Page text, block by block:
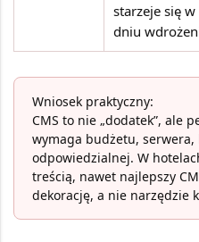
starzeje się w
dniu
Wniosek praktyczny:
CMS to nie „dodatek”, ale
wymaga budżetu,
odpowiedzialnej. W
treścią, nawet najlepszy
dekorację, a nie narzędzie